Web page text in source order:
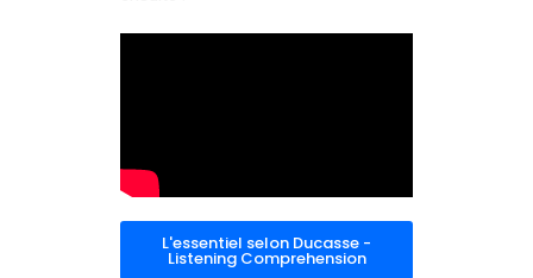
L'essentiel selon Ducasse -
Listening Comprehension